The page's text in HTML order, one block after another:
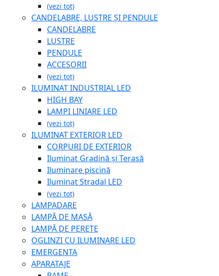
(vezi tot)
CANDELABRE, LUSTRE ȘI PENDULE
CANDELABRE
LUSTRE
PENDULE
ACCESORII
(vezi tot)
ILUMINAT INDUSTRIAL LED
HIGH BAY
LAMPI LINIARE LED
(vezi tot)
ILUMINAT EXTERIOR LED
CORPURI DE EXTERIOR
Iluminat Gradină și Terasă
Iluminare piscină
Iluminat Stradal LED
(vezi tot)
LAMPADARE
LAMPĂ DE MASĂ
LAMPĂ DE PERETE
OGLINZI CU ILUMINARE LED
EMERGENTA
APARATAJE